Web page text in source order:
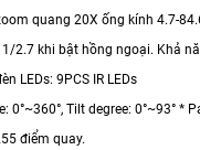
quang 20X ống kính 4.7-
2.7 khi bật hồng ngoại. Khả
LEDs: 9PCS IR LEDs
0°~360°, Tilt degree: 0°~93° *
điểm quay.